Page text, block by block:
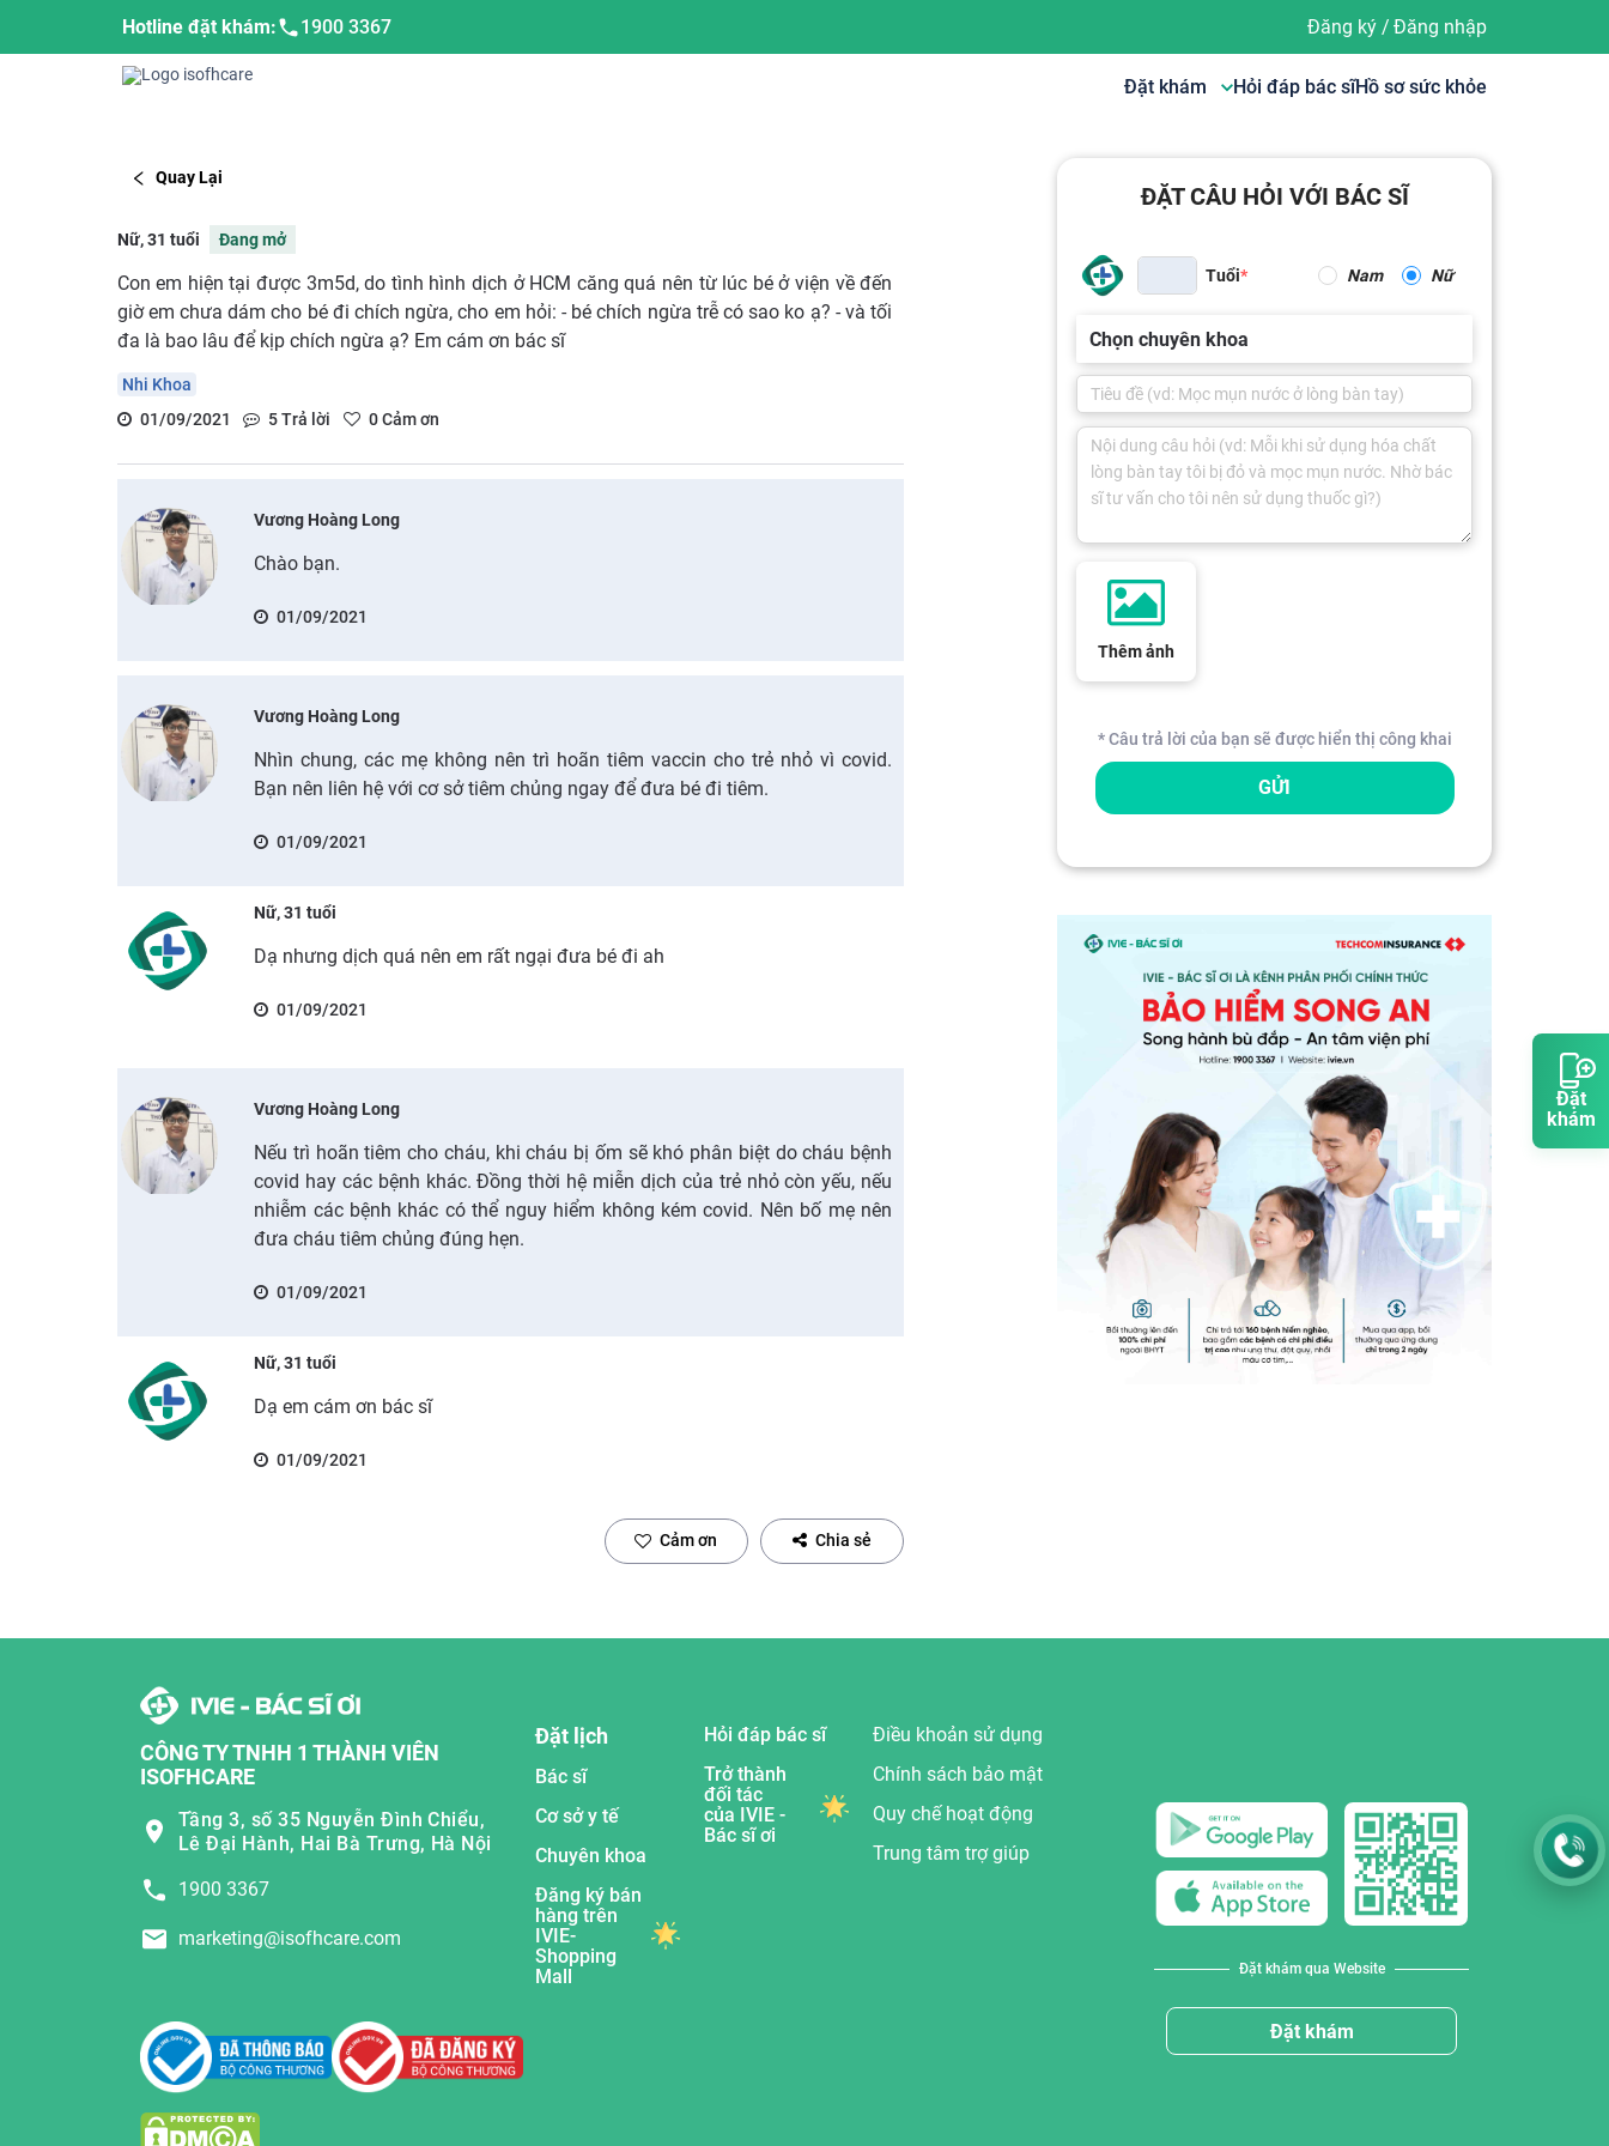
Đặt
khám
Hotline đặt khám: 1900 3367 Đăng ký/ Đăng nhập
Đặt khám Hỏi đáp bác sĩHồ sơ sức khỏe
Quay Lại
Nữ, 31 tuổi Đang mở
Con em hiện tại được 3m5d, do tình hình dịch ở HCM căng quá nên từ lúc bé ở viện về đến
giờ em chưa dám cho bé đi chích ngừa, cho em hỏi: - bé chích ngừa trễ có sao ko ạ? - và tối
đa là bao lâu để kịp chích ngừa ạ? Em cám ơn bác sĩ
Nhi Khoa
01/09/2021
5Trả lời 0Cảm ơn
Vương Hoàng Long
Chào bạn.
01/09/2021
Vương Hoàng Long
Nhìn chung, các mẹ không nên trì hoãn tiêm vaccin cho trẻ nhỏ vì covid.
Bạn nên liên hệ với cơ sở tiêm chủng ngay để đưa bé đi tiêm.
01/09/2021
Nữ, 31 tuổi
Dạ nhưng dịch quá nên em rất ngại đưa bé đi ah
01/09/2021
Vương Hoàng Long
Nếu trì hoãn tiêm cho cháu, khi cháu bị ốm sẽ khó phân biệt do cháu bệnh
covid hay các bệnh khác. Đồng thời hệ miễn dịch của trẻ nhỏ còn yếu, nếu
nhiễm các bệnh khác có thể nguy hiểm không kém covid. Nên bố mẹ nên
đưa cháu tiêm chủng đúng hẹn.
01/09/2021
Nữ, 31 tuổi
Dạ em cám ơn bác sĩ
01/09/2021
Cảm ơn Chia sẻ
ĐẶT CÂU HỎI VỚI BÁC SĨ
Tuổi Nam Nữ
Chọn chuyên khoa
Thêm ảnh
* Câu trả lời của bạn sẽ được hiển thị công khai
GỬI
CÔNG TY TNHH 1 THÀNH VIÊN
ISOFHCARE
Tầng 3, số 35 Nguyễn Đình Chiểu,
Lê Đại Hành, Hai Bà Trưng, Hà Nội
1900 3367
marketing@isofhcare.com
Đặt lịch
Bác sĩ
Cơ sở y tế
Chuyên khoa
Đăng ký bán
hàng trên
IVIE-
Shopping
Mall
Hỏi đáp bác sĩ
Trở thành
đối tác
của IVIE -
Bác sĩ ơi
Điều khoản sử dụng
Chính sách bảo mật
Quy chế hoạt động
Trung tâm trợ giúp
Đặt khám qua Website
Đặt khám